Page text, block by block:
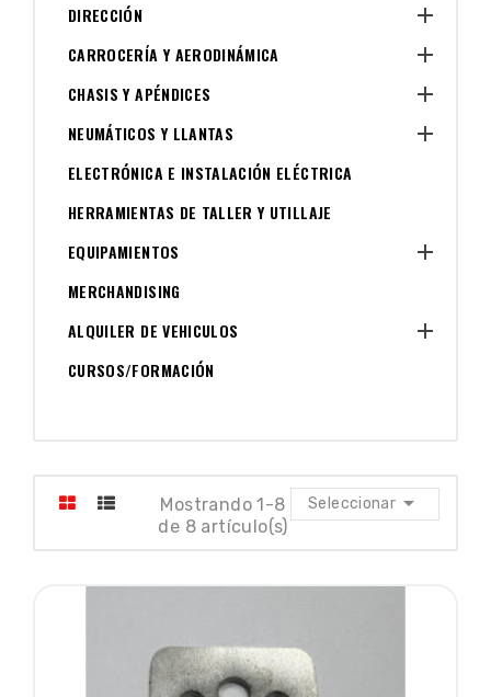
DIRECCIÓN 
CARROCERÍA Y AERODINÁMICA 
CHASIS Y APÉNDICES 
NEUMÁTICOS Y LLANTAS 
ELECTRÓNICA E INSTALACIÓN ELÉCTRICA
HERRAMIENTAS DE TALLER Y UTILLAJE
EQUIPAMIENTOS

MERCHANDISING
ALQUILER DE VEHICULOS

CURSOS/FORMACIÓN
Seleccionar 
Mostrando 1-8
de 8 artículo(s)